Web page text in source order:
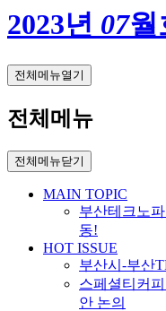
2023년 07월
전체메뉴열기
전체메뉴
전체메뉴닫기
MAIN TOPIC
부산테크노
동!
HOT ISSUE
부산시-부산
스페셜티커
안 논의